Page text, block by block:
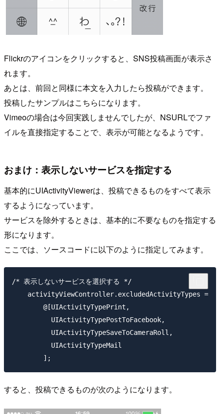
Flickrのアイコンをクリックすると、SNS投稿画面が表示さ
れます。
あとは、前回と同様に本文を入力したら投稿ができます。
投稿したサンプルはこちらになります。
Vimeoの場合は今回実践しませんでしたが、NSURLでファ
イルを直接指定することで、表示が可能となるようです。
おまけ：表示しないサービスを指定する
基本的にUIActivityViewerは、投稿できるものをすべて表示
するようになっています。
サービスを除外するときは、基本的に不要なものを指定する
形になります。
ここでは、ソースコードに以下のように指定してみます。
/* 表示しないサービスを選択する */
activityViewController.excludedActivityTypes =
@[UIActivityTypePrint,
UIActivityTypePostToFacebook,
UIActivityTypeSaveToCameraRoll,
UIActivityTypeMail
すると、投稿できるものが次のようになります。